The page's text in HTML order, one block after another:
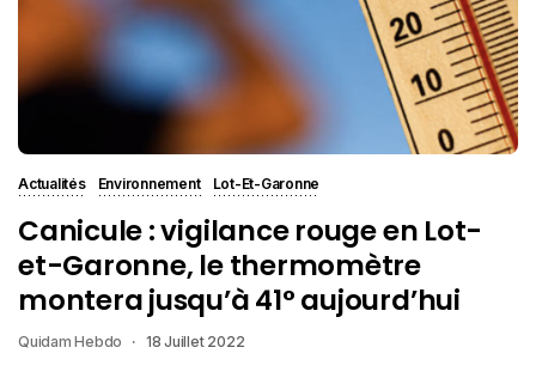
Actualités Environnement Lot-Et-Garonne
Canicule : vigilance rouge en Lot-
et-Garonne, le thermomètre
montera jusqu’à 41° aujourd’hui
Quidam Hebdo 18 Juillet 2022